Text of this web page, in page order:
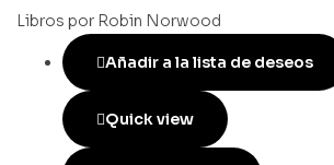
Libros por Robin Norwood
Añadir a la lista de deseos
Quick view